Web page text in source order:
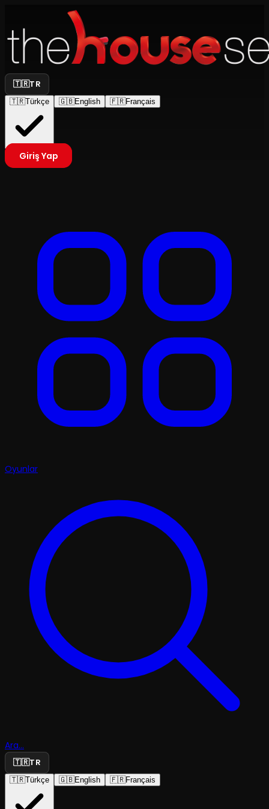
🇹🇷TR
🇹🇷Türkçe 🇬🇧English 🇫🇷Français
Giriş Yap
Oyunlar
Ara...
🇹🇷TR
🇹🇷Türkçe 🇬🇧English 🇫🇷Français